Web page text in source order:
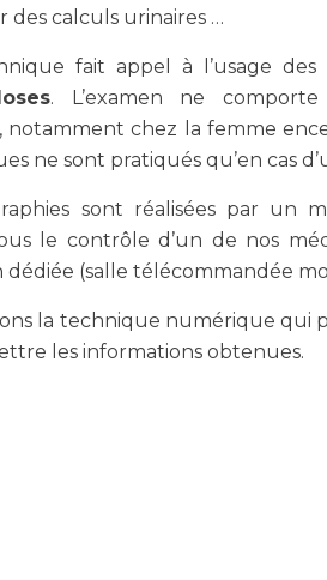
des calculs urinaires …
fait appel à l’usage des
. L’examen ne
notamment chez la femme
ne sont pratiqués qu’en cas
sont réalisées par un
le contrôle d’un de nos
dédiée (salle télécommandée
la technique numérique qui
les informations obtenues.